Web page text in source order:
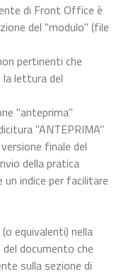
di Front Office è
del "modulo" (file
pertinenti che
lettura del
"anteprima"
"ANTEPRIMA"
finale del
della pratica
indice per facilitare
equivalenti) nella
documento che
sulla sezione di